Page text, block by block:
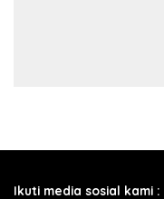
Ikuti media sosial kami :